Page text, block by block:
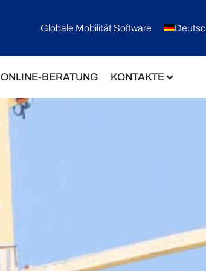
Globale Mobilität Software
ONLINE-BERATUNG KONTAKTE